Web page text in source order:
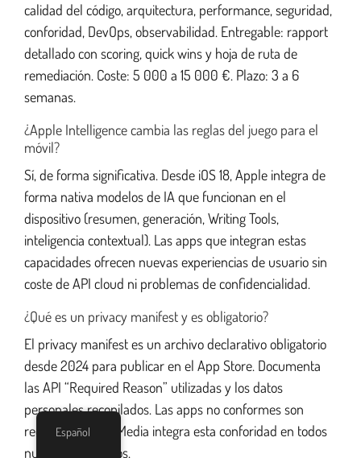
calidad del código, arquitectura, performance, seguridad,
conforidad, DevOps, observabilidad. Entregable: rapport
detallado con scoring, quick wins y hoja de ruta de
remediación. Coste: 5 000 a 15 000 €. Plazo: 3 a 6
semanas.
¿Apple Intelligence cambia las reglas del juego para el
móvil?
Sí, de forma significativa. Desde iOS 18, Apple integra de
forma nativa modelos de IA que funcionan en el
dispositivo (resumen, generación, Writing Tools,
inteligencia contextual). Las apps que integran estas
capacidades ofrecen nuevas experiencias de usuario sin
coste de API cloud ni problemas de confidencialidad.
¿Qué es un privacy manifest y es obligatorio?
El privacy manifest es un archivo declarativo obligatorio
desde 2024 para publicar en el App Store. Documenta
las API “Required Reason” utilizadas y los datos
personales recopilados. Las apps no conformes son
rechazadas. DualMedia integra esta conforidad en todos
nuestros proyectos.
Español